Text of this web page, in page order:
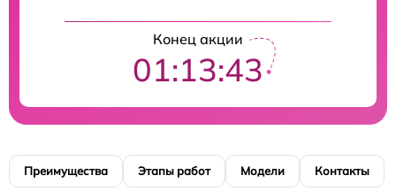
Конец акции
01:13:42
Преимущества Этапы работ Модели Контакты